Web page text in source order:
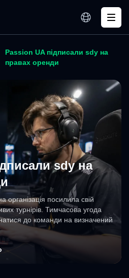
Passion UA підписали sdy на
правах оренди
sdy на
організація посилила свій
турнірів. Тимчасова угода
до команди на визначений